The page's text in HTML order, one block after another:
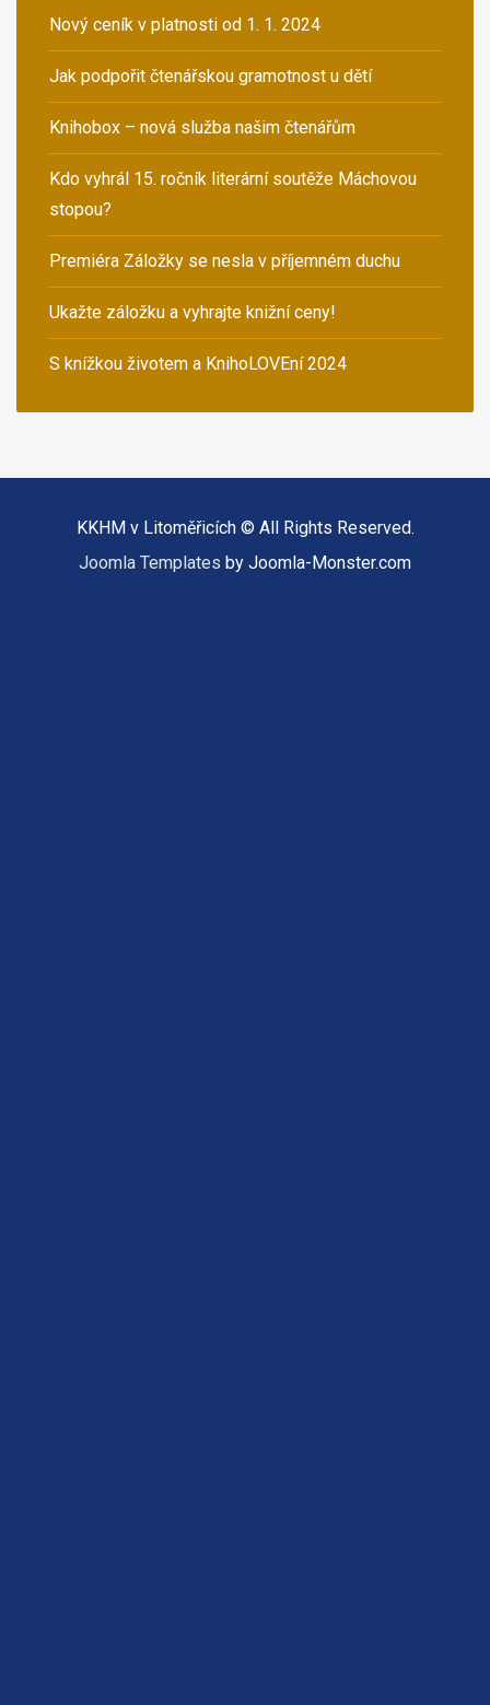
Nový ceník v platnosti od 1. 1. 2024
Jak podpořit čtenářskou gramotnost u dětí
Knihobox – nová služba našim čtenářům
Kdo vyhrál 15. ročník literární soutěže Máchovou
stopou?
Premiéra Záložky se nesla v příjemném duchu
Ukažte záložku a vyhrajte knižní ceny!
S knížkou životem a KnihoLOVEní 2024
KKHM v Litoměřicích © All Rights Reserved.
Joomla Templates by Joomla-Monster.com